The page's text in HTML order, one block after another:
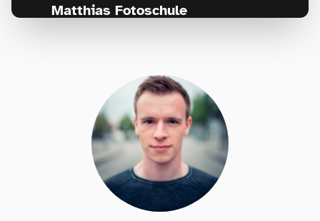
Matthias Fotoschule